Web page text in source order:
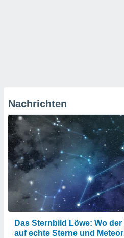
Nachrichten
Das Sternbild Löwe: Wo
auf echte Sterne und